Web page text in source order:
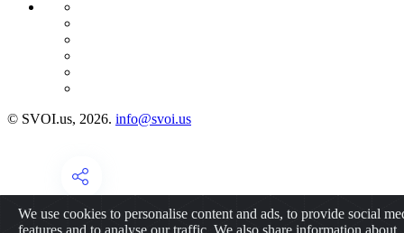
© SVOI.us, 2026. info@svoi.us
We use cookies to personalise content and ads, to provide social
features and to analyse our traffic. We also share information about